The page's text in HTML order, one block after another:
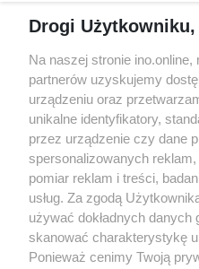
Drogi Użytkowniku,
Na naszej stronie
partnerów uzyskujemy
urządzeniu oraz
unikalne identyfikatory,
przez urządzenie czy dane
spersonalizowanych
pomiar reklam i treści,
usług. Za zgodą
używać dokładnych
skanować charakterystykę
Ponieważ cenimy Twoją